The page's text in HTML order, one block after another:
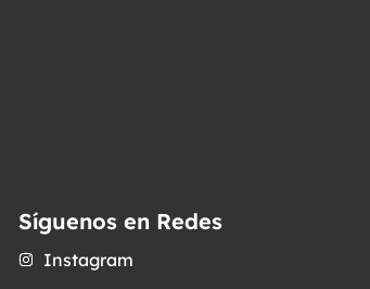
Síguenos en Redes
Instagram